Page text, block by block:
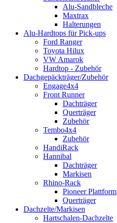
Alu-Sandbleche
Maxtrax
Halterungen
Alu-Hardtops für Pick-ups
Ford Ranger
Toyota Hilux
VW Amarok
Hardtop - Zubehör
Dachgepäckträger/Zubehör
Engage4x4
Front Runner
Dachträger
Querträger
Zubehör
Tembo4x4
Zubehör
HandiRack
Hannibal
Dachträger
Markisen
Rhino-Rack
Pioneer Plattform
Querträger
Dachzelte/Markisen
Hartschalen-Dachzelte